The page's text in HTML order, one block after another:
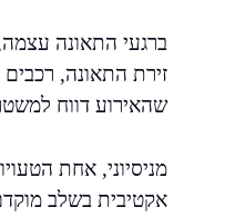
ברגעי התאונה
זירת התאונה,
שהאירוע דווח
מניסיוני, אחת
אקטיבית בשלב